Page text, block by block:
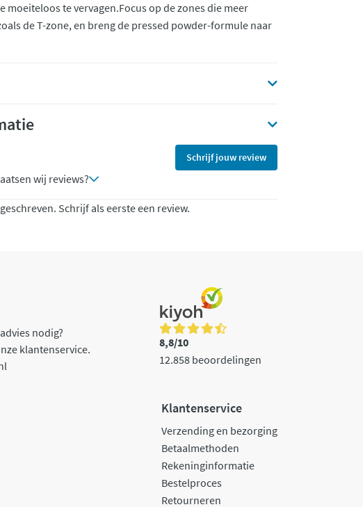
moeiteloos te vervagen.Focus op de zones die meer
de T-zone, en breng de pressed powder-formule naar
Schrijf jouw review
wij reviews?
Schrijf als eerste een review.
nodig?
klantenservice.
8,8/10
12.858 beoordelingen
Klantenservice
Verzending en bezorging
Betaalmethoden
Rekeninginformatie
Bestelproces
Retourneren